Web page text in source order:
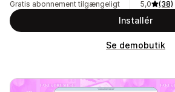
Gratis abonnement tilgængeligt
5,0
(38)
Installér
Se demobutik